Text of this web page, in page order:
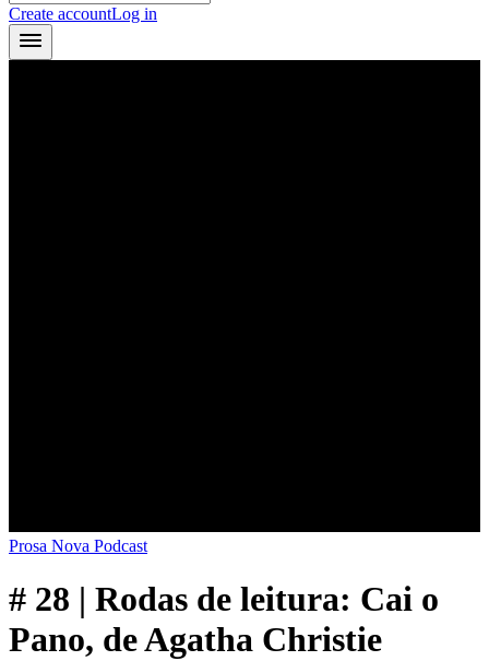
Create accountLog in
Prosa Nova Podcast
# 28 | Rodas de leitura: Cai o
Pano, de Agatha Christie